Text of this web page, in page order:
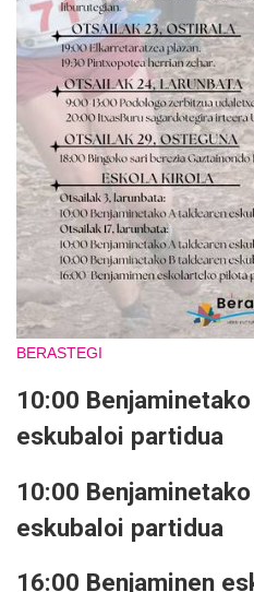
BERASTEGI
10:00
eskubaloi partidua
10:00
eskubaloi partidua
16:00 Benjaminen